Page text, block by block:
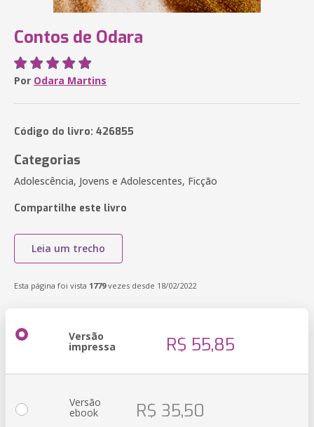
Contos de Odara
Por Odara Martins
Código do livro: 426855
Categorias
Adolescência, Jovens e Adolescentes, Ficção
Compartilhe este livro
Leia um trecho
Esta página foi vista 1779vezes desde 18/02/2022
Versão
impressa R$ 55,85
Versão
ebook R$ 35,50